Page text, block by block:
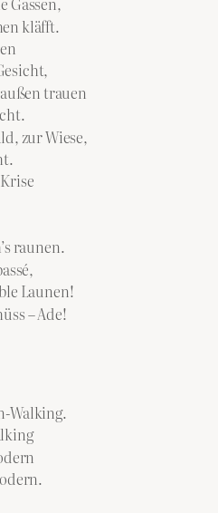
kläfft.
trauen
zur Wiese,
raunen.
Launen!
– Ade!
Walking.